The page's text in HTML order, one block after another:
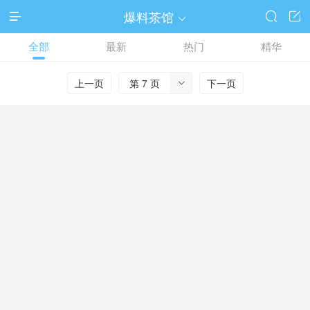
 爆料茶馆  

全部 最新 热门 精华
上一页 
第 7 页 下一页